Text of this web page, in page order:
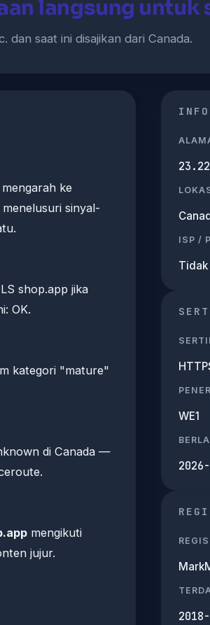
langsung untuk
saat ini disajikan dari Canada.
ke
sinyal-
shop.app jika
OK.
kategori "mature"
di Canada —
mengikuti
jujur.
ISP /
Tidak
WE1